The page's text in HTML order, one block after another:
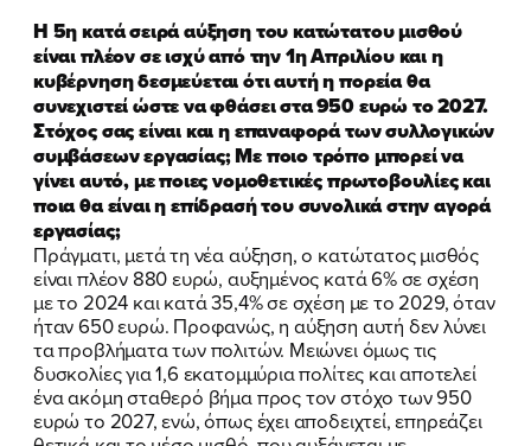
Η 5η κατά σειρά αύξηση του κατώτατου μισθού
είναι πλέον σε ισχύ από την 1η Απριλίου και η
κυβέρνηση δεσμεύεται ότι αυτή η πορεία θα
συνεχιστεί ώστε να φθάσει στα 950 ευρώ το 2027.
Στόχος σας είναι και η επαναφορά των συλλογικών
συμβάσεων εργασίας; Με ποιο τρόπο μπορεί να
γίνει αυτό, με ποιες νομοθετικές πρωτοβουλίες και
ποια θα είναι η επίδρασή του συνολικά στην αγορά
εργασίας;
Πράγματι, μετά τη νέα αύξηση, ο κατώτατος μισθός
είναι πλέον 880 ευρώ, αυξημένος κατά 6% σε σχέση
με το 2024 και κατά 35,4% σε σχέση με το 2029, όταν
ήταν 650 ευρώ. Προφανώς, η αύξηση αυτή δεν λύνει
τα προβλήματα των πολιτών. Μειώνει όμως τις
δυσκολίες για 1,6 εκατομμύρια πολίτες και αποτελεί
ένα ακόμη σταθερό βήμα προς τον στόχο των 950
ευρώ το 2027, ενώ, όπως έχει αποδειχτεί, επηρεάζει
Δεδομένων
και τους τους
Χρήσηςτου δικτυακού τόπου του
Πολιτικού Γραφείου της Βουλευτού
Νίκης Κεραμέως
ΥΠΟΒΟΛΗ
Δεδομένων
και τους τους
Χρήσηςτου δικτυακού τόπου του
Πολιτικού Γραφείου της Βουλευτού
Νίκης Κεραμέως
ΥΠΟΒΟΛΗ